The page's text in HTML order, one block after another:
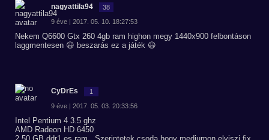
nagyattila94 38
9 éve | 2017. 05. 10. 18:27:53
Nekem Q6600 Gtx 260 4gb ram highon megy 1440x900 felbontáson
laggmentesen 😃 beszarás ez a játék 😃
CyDrEs 1
9 éve | 2017. 05. 03. 20:33:56
Intel Pentium 4 3.5 ghz
AMD Radeon HD 6450